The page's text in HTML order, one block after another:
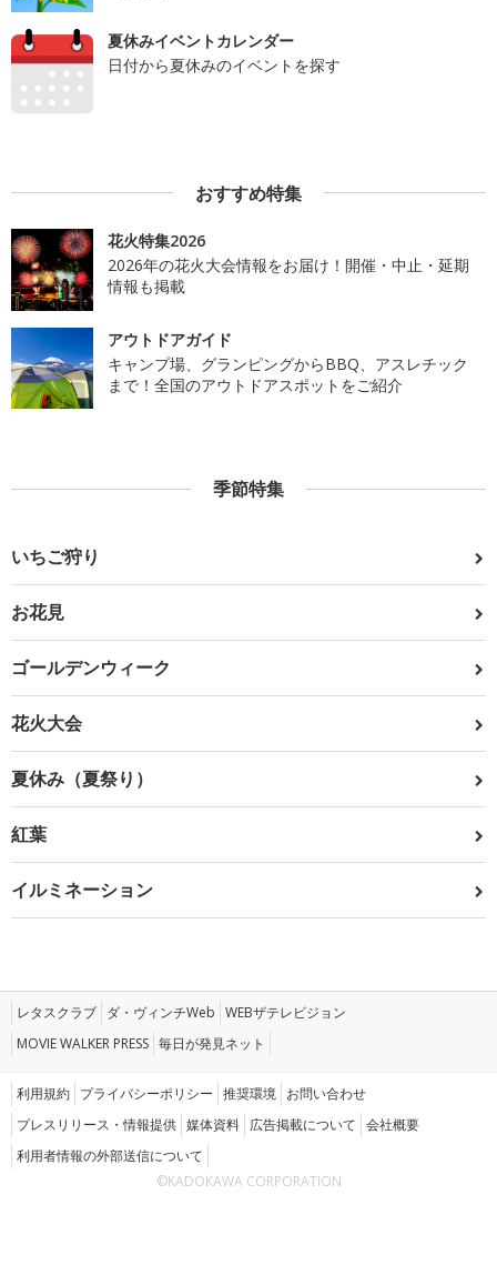
夏休みイベントカレンダー
日付から夏休みのイベントを探す
おすすめ特集
花火特集2026
2026年の花火大会情報をお届け！開催・中止・延期
情報も掲載
アウトドアガイド
キャンプ場、グランピングからBBQ、アスレチック
まで！全国のアウトドアスポットをご紹介
季節特集
いちご狩り
お花見
ゴールデンウィーク
花火大会
夏休み（夏祭り）
紅葉
イルミネーション
レタスクラブ ダ・ヴィンチWeb WEBザテレビジョン
MOVIE WALKER PRESS 毎日が発見ネット
利用規約 プライバシーポリシー 推奨環境 お問い合わせ
プレスリリース・情報提供 媒体資料 広告掲載について 会社概要
利用者情報の外部送信について
©KADOKAWA CORPORATION